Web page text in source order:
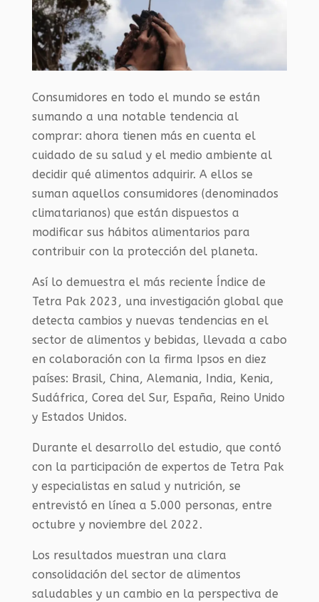
Consumidores en todo el mundo se están
sumando a una notable tendencia al
comprar: ahora tienen más en cuenta el
cuidado de su salud y el medio ambiente al
decidir qué alimentos adquirir. A ellos se
suman aquellos consumidores (denominados
climatarianos) que están dispuestos a
modificar sus hábitos alimentarios para
contribuir con la protección del planeta.
Así lo demuestra el más reciente Índice de
Tetra Pak 2023, una investigación global que
detecta cambios y nuevas tendencias en el
sector de alimentos y bebidas, llevada a cabo
en colaboración con la firma Ipsos en diez
países: Brasil, China, Alemania, India, Kenia,
Sudáfrica, Corea del Sur, España, Reino Unido
y Estados Unidos.
Durante el desarrollo del estudio, que contó
con la participación de expertos de Tetra Pak
y especialistas en salud y nutrición, se
entrevistó en línea a 5.000 personas, entre
octubre y noviembre del 2022.
Los resultados muestran una clara
consolidación del sector de alimentos
saludables y un cambio en la perspectiva de